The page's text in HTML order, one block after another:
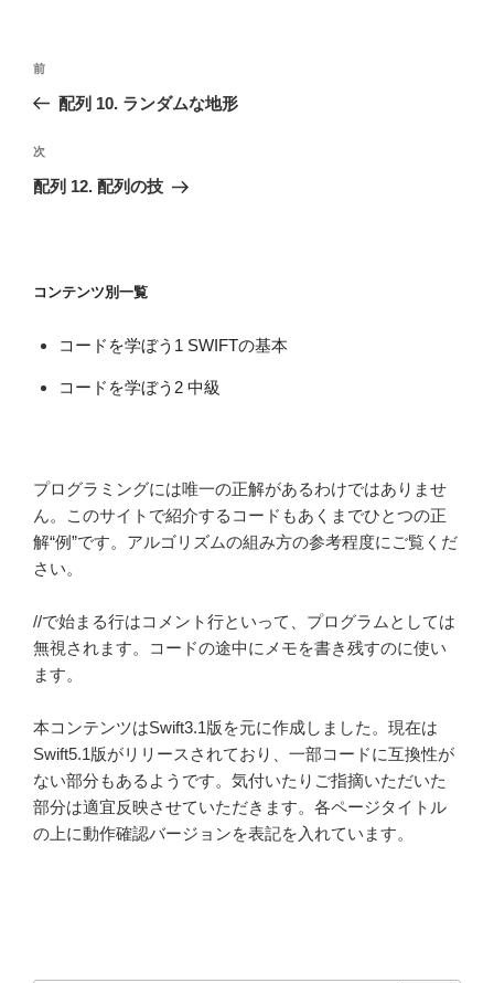
投
ナ
ビ
ゲ
ン
前
の
稿
前
配列 10. ランダムな地形
次
の
次
配列 12. 配列の技
コンテンツ別一覧
コードを学ぼう1 SWIFTの基本
コードを学ぼう2 中級
プログラミングには唯一の正解があるわけではありませ
ん。このサイトで紹介するコードもあくまでひとつの正
解“例”です。アルゴリズムの組み方の参考程度にご覧くだ
さい。
//で始まる行はコメント行といって、プログラムとしては
無視されます。コードの途中にメモを書き残すのに使い
ます。
本コンテンツはSwift3.1版を元に作成しました。現在は
Swift5.1版がリリースされており、一部コードに互換性が
ない部分もあるようです。気付いたりご指摘いただいた
部分は適宜反映させていただきます。各ページタイトル
の上に動作確認バージョンを表記を入れています。